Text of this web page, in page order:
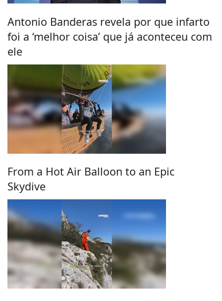
Antonio Banderas revela por que infarto
foi a ‘melhor coisa’ que já aconteceu com
ele
From a Hot Air Balloon to an Epic
Skydive